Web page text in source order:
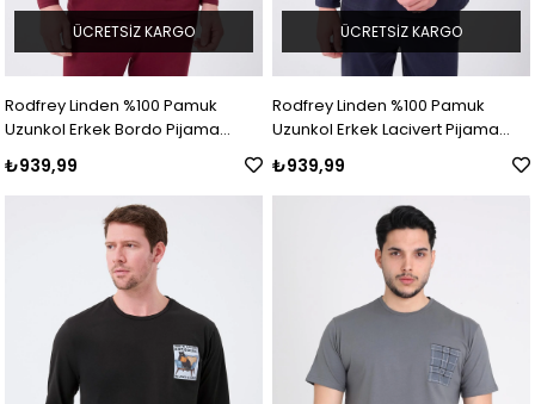
Rodfrey Linden %100 Pamuk
Uzunkol Erkek Bordo Pijama
₺939,99
ÜCRETSIZ KARGO
Rodfrey Linden %100 Pamuk
Uzunkol Erkek Lacivert Pijama
₺939,99
ÜCRETSIZ KARGO